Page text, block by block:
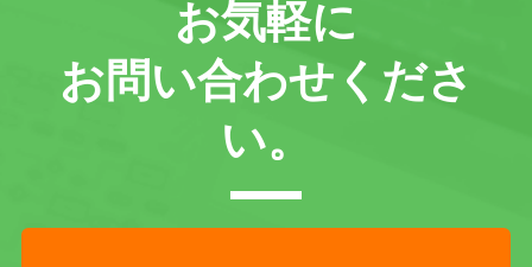
お気軽に
お問い合わせくださ
い。